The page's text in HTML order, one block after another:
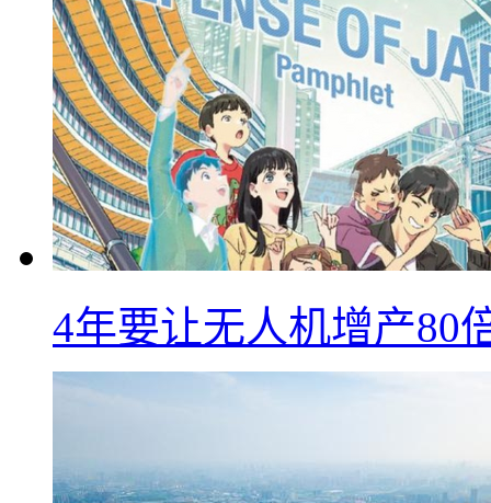
4年要让无人机增产80